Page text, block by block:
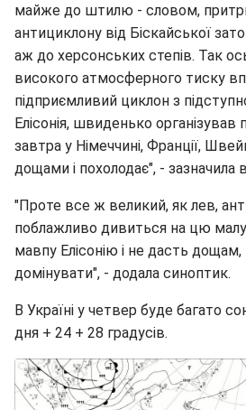
майже до штилю - словом,
антициклону від Біскайської
аж до херсонських степів. Так
високого атмосферного тиску
підприємливий циклон з
Елісонія, швиденько організував
завтра у Німеччині, Франції,
дощами і похолодає", - зазначила
"Проте все ж великий, як лев,
поблажливо дивиться на цю малу
мавпу Елісонію і не дасть дощам,
домінувати", - додала синоптик.
В Україні у четвер буде багато
дня + 24 + 28 градусів.